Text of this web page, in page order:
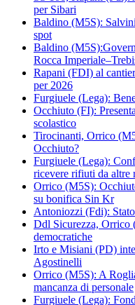
per Sibari
Baldino (M5S):
spot
Baldino
Rocca
Rapani (FDI) al
per 2026
Furgiuele (Lega):
Occhiuto (FI):
scolastico
Tirocinanti, Orrico
Occhiuto?
Furgiuele (Lega):
ricevere rifiuti da altre
Orrico (M5S):
su bonifica Sin Kr
Antoniozzi (Fdi):
Ddl Sicurezza, Orrico
democratiche
Irto e Misiani (PD)
Agostinelli
Orrico (M5S): A
mancanza di personale
Furgiuele (Lega):